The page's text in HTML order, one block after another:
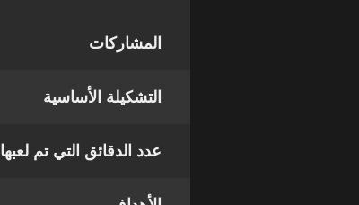
المشاركات
التشكيلة الأساسية
عدد الدقائق التي تم لعبها